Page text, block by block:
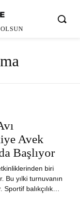
Avek
Başlıyor
biri
Bu yılki turnuvanın
balıkçılık…